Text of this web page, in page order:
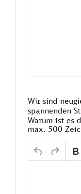
Wir sind
spannenden
Warum ist es
max. 500